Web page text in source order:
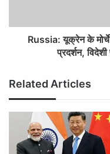
Russia: यूक्रेन के मोर्चे
प्रदर्शन,
Related Articles